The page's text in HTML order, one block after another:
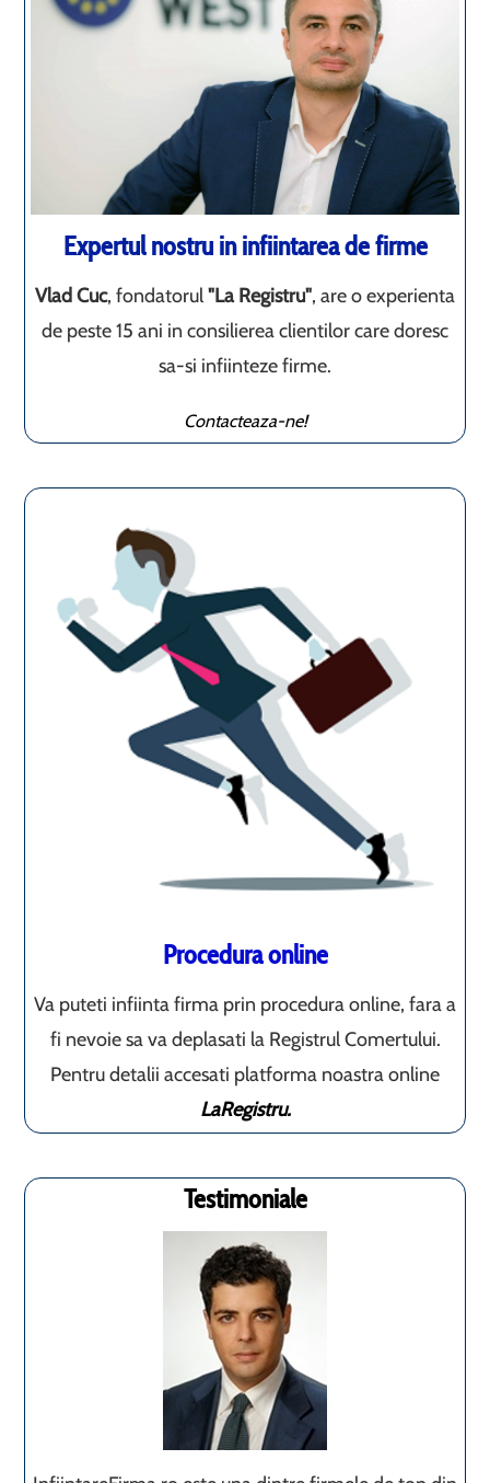
Expertul nostru in infiintarea de firme
Vlad Cuc, fondatorul"La Registru", are o experienta
de peste 15 ani in consilierea clientilor care doresc
sa-si infiinteze firme.
Contacteaza-ne!
Procedura online
Va puteti infiinta firma prin procedura online, fara a
fi nevoie sa va deplasati la Registrul Comertului.
Pentru detalii accesati platforma noastra online
LaRegistru.
Testimoniale